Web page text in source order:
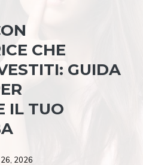
CHE
GUIDA
IL TUO
2026